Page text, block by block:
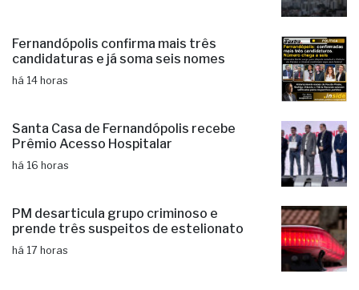
Fernandópolis confirma mais três
candidaturas e já soma seis nomes
há 14 horas
Santa Casa de Fernandópolis recebe
Prêmio Acesso Hospitalar
há 16 horas
PM desarticula grupo criminoso e
prende três suspeitos de estelionato
há 17 horas